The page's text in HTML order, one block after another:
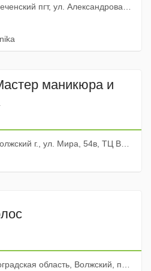
пгт, ул. Александрова, 39
маникюра и
г., ул. Мира, 54в, ТЦ Вегас
область, Волжский, проспект Ленина, 97